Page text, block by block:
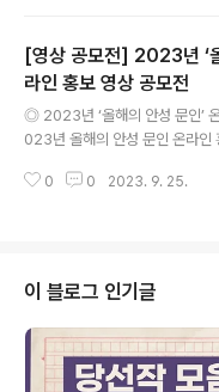
화. 두가지 장르의 예술을 한공
감동적인 경험을 선사 할 것입니
주제로 하는 5분 이내의 모든 장
이로그도 가능) ◎ 기간 및 일정
- 구글폼 작성 https://
[영상 공모전] 2023년 ‘
라인 홍보 영상 공모전
◎ 2023년 ‘올해의 안성 문인’
023년 올해의 안성 문인 온라인
- 30초 이상 5분 이하 - 650MB
범, 주영하, 조선미 작가 및 작품
메이션, 다큐 등 영상 형식 제한
한 없음 ​ ◎ 접수방법 가. 제출서
서약서, 개인정보 수집 및 이용
이메일..
0 0 2023. 9. 25.
이 블로그 인기글